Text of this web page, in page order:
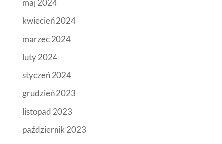
maj 2024
kwiecień 2024
marzec 2024
luty 2024
styczeń 2024
grudzień 2023
listopad 2023
październik 2023